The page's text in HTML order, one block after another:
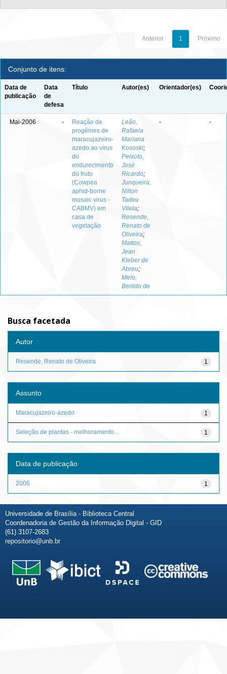
Anterior 1 Próximo
Conjunto de itens:
Data de
publicação
Data
de
defesa
Título Autor(es) Orientador(es)
Mai-2006 -
Reação de
progênies de
maracujazeiro-
azedo ao vírus
do
endurecimento
do fruto
(Cowpea
aphid-borne
mosaic virus -
CABMV) em
casa de
vegetação
Leão,
Rafaela
Mariana
Kososki;
Peixoto,
José
Ricardo;
Junqueira,
Nilton
Tadeu
Vilela;
Resende,
Renato de
Oliveira;
Mattos,
Jean
Kleber de
Abreu;
Melo,
Berildo de
- -
Busca facetada
Autor
1
Resende, Renato de Oliveira
Assunto
1
Maracujazeiro-azedo
1
Seleção de plantas - melhoramento...
Data de publicação
1
2006
Universidade de Brasília - Biblioteca Central
Coordenadoria de Gestão da Informação Digital - GID
(61) 3107-2683
repositorio@unb.br